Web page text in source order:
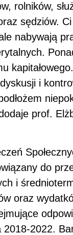
rolników,
sędziów.
nabywają
i
prof.
do
i
oraz
2022.